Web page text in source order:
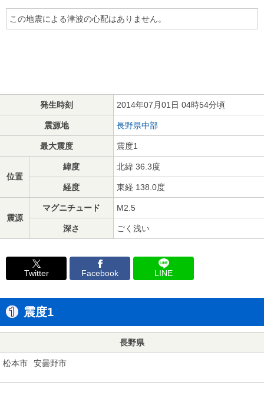
この地震による津波の心配はありません。
発生時刻 2014年07月01日 04時54分頃
震源地 長野県中部
最大震度 震度1
位置
緯度 北緯 36.3度
経度 東経 138.0度
震源
マグニチュード M2.5
深さ ごく浅い
Twitter Facebook LINE
震度1
長野県
松本市 安曇野市